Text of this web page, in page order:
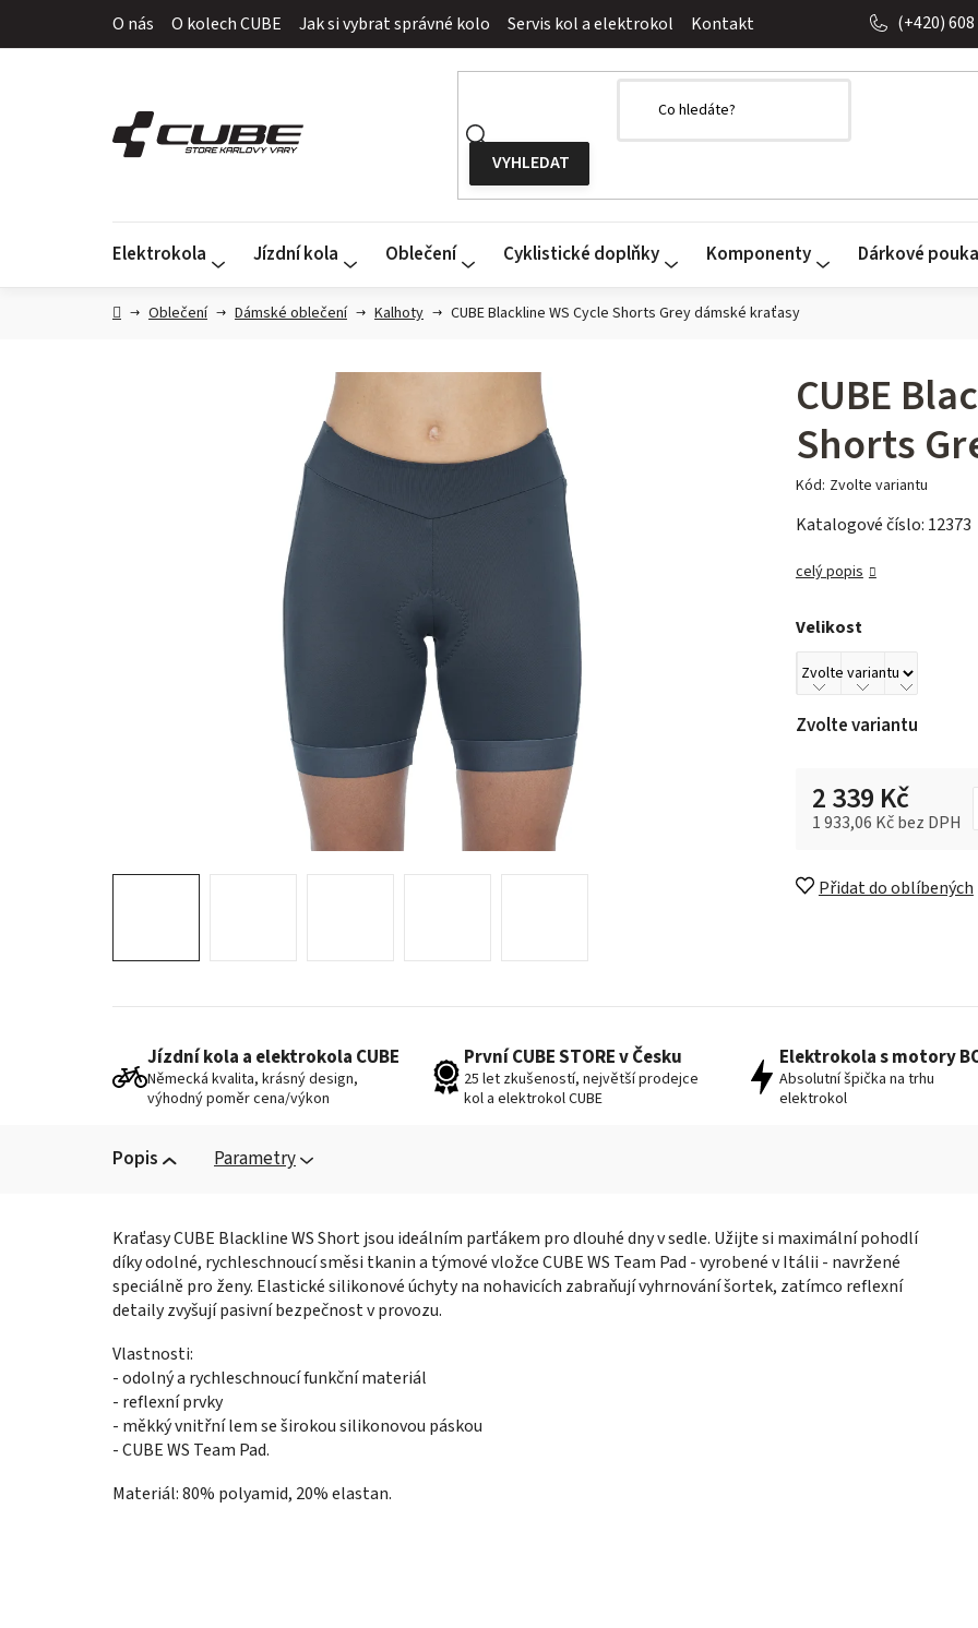
O nás O kolech CUBE Jak si vybrat správné kolo Servis kol a elektrokol Kontakt (+420)
Elektrokola Jízdní kola Oblečení Cyklistické doplňky Komponenty Dárkové
DomůOblečení Dámské oblečení Kalhoty CUBE Blackline WS Cycle Shorts Grey dámské kraťasy
CUBE
Shorts
Kód: Zvolte variantu
Katalogové číslo: 12373
celý popis
Velikost
Zvolte variantu
2 339 Kč
1 933,06 Kč bez DPH
Přidat do oblíbených
Jízdní kola a elektrokola CUBE
Německá kvalita, krásný design,
výhodný poměr cena/výkon
První CUBE STORE v Česku
25 let zkušeností, největší prodejce
kol a elektrokol CUBE
Elektrokola s motory
Absolutní špička na trhu
elektrokol
Popis Parametry
Kraťasy CUBE Blackline WS Short jsou ideálním parťákem pro dlouhé dny v sedle. Užijte si maximální pohodlí
díky odolné, rychleschnoucí směsi tkanin a týmové vložce CUBE WS Team Pad - vyrobené v Itálii - navržené
speciálně pro ženy. Elastické silikonové úchyty na nohavicích zabraňují vyhrnování šortek, zatímco reflexní
detaily zvyšují pasivní bezpečnost v provozu.
Vlastnosti:
- odolný a rychleschnoucí funkční materiál
- reflexní prvky
- měkký vnitřní lem se širokou silikonovou páskou
- CUBE WS Team Pad.
Materiál:80% polyamid, 20% elastan.